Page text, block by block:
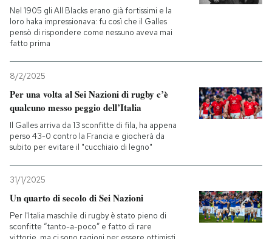
NEWSLETTER
I MIEI PREFERITI
SHOP
AREA PERSONALE
Entra
Nel 1905 gli All Blacks erano già fortissimi e la
loro haka impressionava: fu così che il Galles
pensò di rispondere come nessuno aveva mai
fatto prima
8/2/2025
Per una volta al Sei Nazioni di rugby c’è
qualcuno messo peggio dell’Italia
Il Galles arriva da 13 sconfitte di fila, ha appena
perso 43-0 contro la Francia e giocherà da
subito per evitare il "cucchiaio di legno"
31/1/2025
Un quarto di secolo di Sei Nazioni
Per l'Italia maschile di rugby è stato pieno di
sconfitte “tanto-a-poco” e fatto di rare